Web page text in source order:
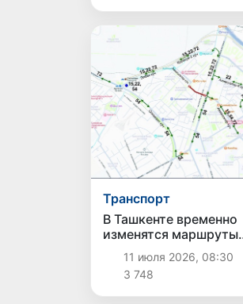
Транспорт
В Ташкенте временно
изменятся маршруты
нескольких автобусов
из-за ремонтных работ
11 июля 2026, 08:30
3 748